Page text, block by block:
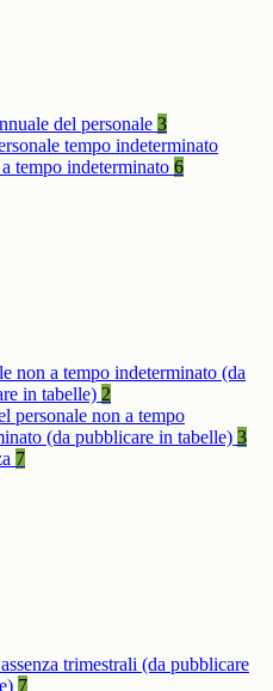
del personale 3
tempo indeterminato
tempo indeterminato 6
non a tempo indeterminato (da
in tabelle) 2
personale non a tempo
(da pubblicare in tabelle) 3
7
trimestrali (da pubblicare
7